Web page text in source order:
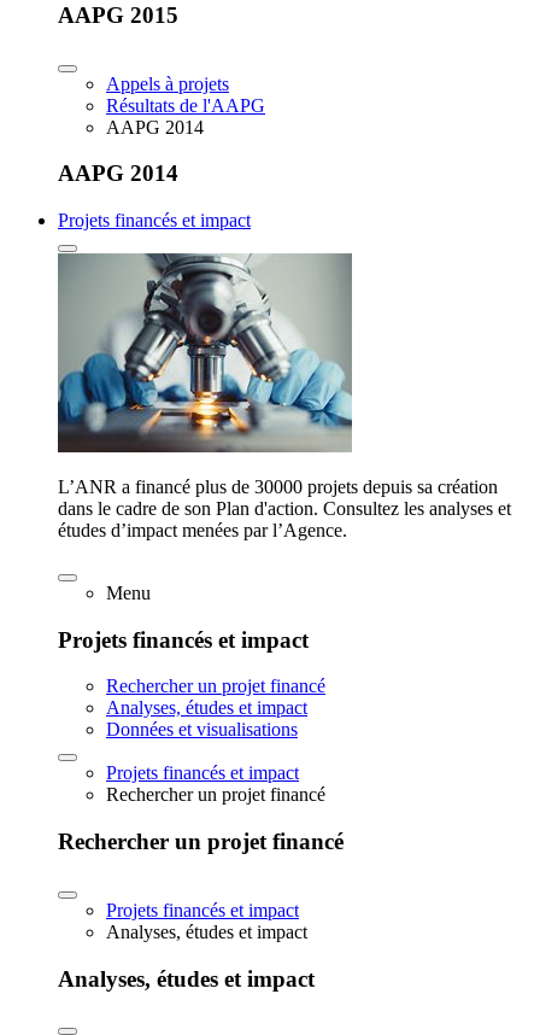
AAPG 2015
Appels à projets
Résultats de l'AAPG
AAPG 2014
AAPG 2014
Projets financés et impact
L’ANR a financé plus de 30000 projets depuis sa création
dans le cadre de son Plan d'action. Consultez les analyses et
études d’impact menées par l’Agence.
Menu
Projets financés et impact
Rechercher un projet financé
Analyses, études et impact
Données et visualisations
Projets financés et impact
Rechercher un projet financé
Rechercher un projet financé
Projets financés et impact
Analyses, études et impact
Analyses, études et impact